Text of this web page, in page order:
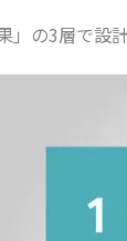
」の3層で設